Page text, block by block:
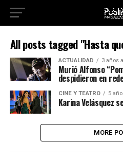
All posts tagged "Hasta
ACTUALIDAD 3 años
Murió Alfonso
despidieron en
CINE Y TEATRO 5
Karina Velásquez
MORE